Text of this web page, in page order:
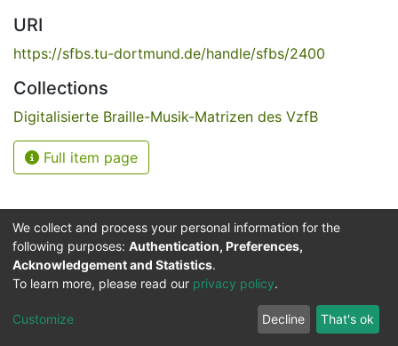
URI
https://sfbs.tu-dortmund.de/handle/sfbs/2400
Collections
Digitalisierte Braille-Musik-Matrizen des VzfB
Full item page
Service for the Blind and Visually Impaired
ITMC
Cookie
Privacy
policy
Feedback
We collect and process your personal information for the
following purposes: Authentication, Preferences,
Acknowledgement and Statistics.
To learn more, please read our privacy policy.
Customize Decline That's ok